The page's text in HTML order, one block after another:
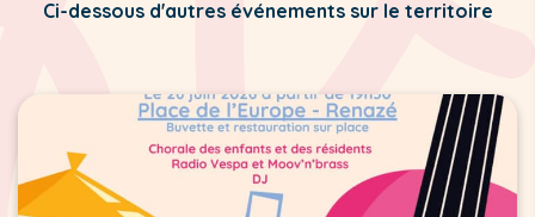
Ci-dessous d'autres événements sur le territoire